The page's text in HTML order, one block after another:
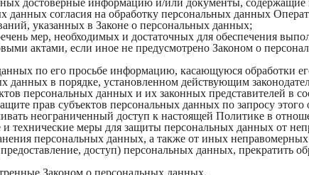
данных согласия на обработку персональных данных
указанных в Законе о персональных данных;
мер, необходимых и достаточных для обеспечения
актами, если иное не предусмотрено Законом о
по его просьбе информацию, касающуюся обработки
данных в порядке, установленном действующим
персональных данных и их законных представителей в
прав субъектов персональных данных по запросу
неограниченный доступ к настоящей Политике в
технические меры для защиты персональных данных от
персональных данных, а также от иных
доступ) персональных данных,
Законом о персональных данных.